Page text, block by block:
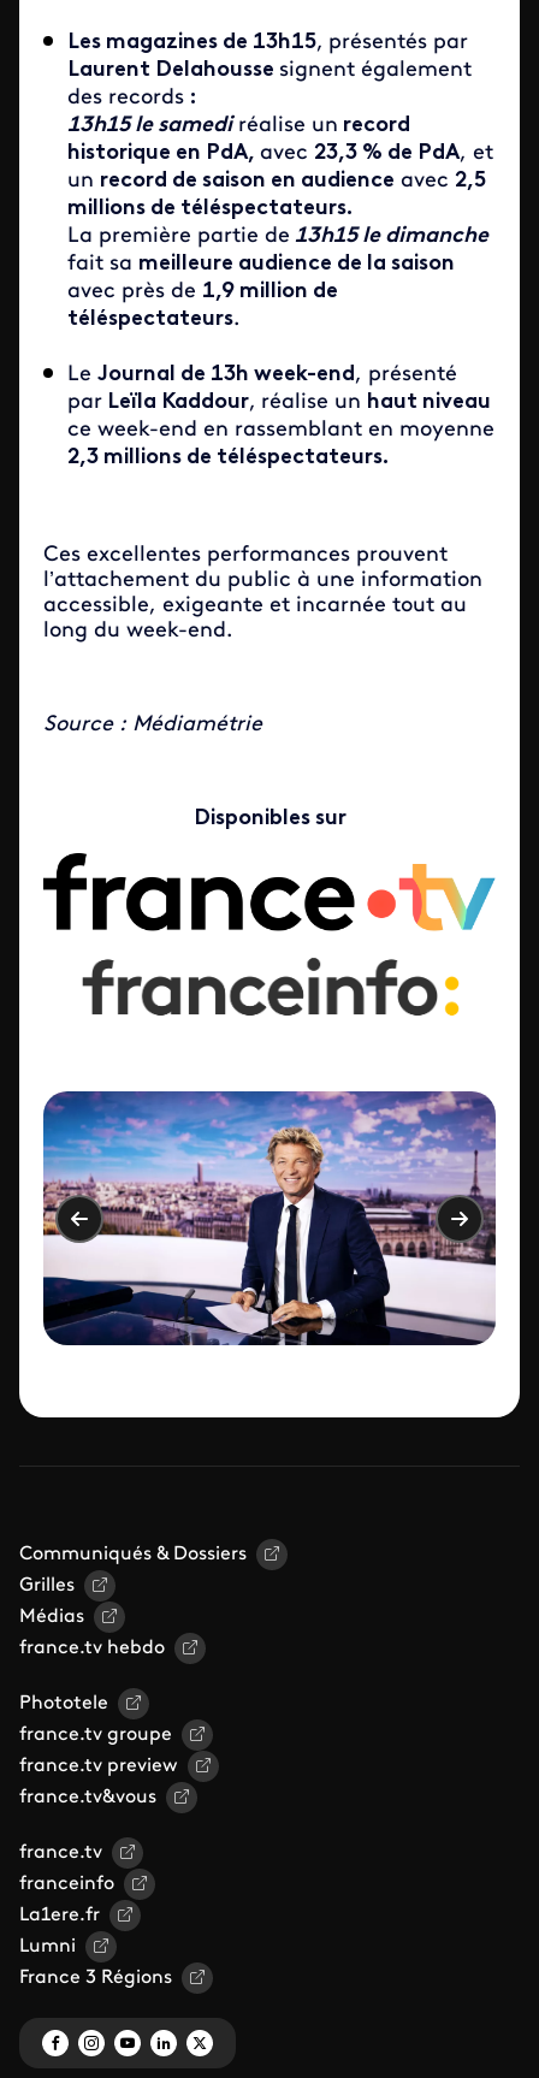
Les magazines de 13h15, présentés par
Laurent Delahousse signent également
des records :
13h15 le samediréalise un record
historique en PdA, avec 23,3 % de PdA, et
un record de saison en audience avec 2,5
millions de téléspectateurs.
La première partie de 13h15 le dimanche
fait sa meilleure audience de la saison
avec près de 1,9 million de
téléspectateurs.
Le Journal de 13h week-end, présenté
par Leïla Kaddour, réalise un haut niveau
ce week-end en rassemblant en moyenne
2,3 millions de téléspectateurs.
Ces excellentes performances prouvent
l’attachement du public à une information
accessible, exigeante et incarnée tout au
long du week-end.
Source : Médiamétrie
Disponibles sur
Communiqués & Dossiers
Grilles
Médias
france.tv hebdo
Phototele
france.tv groupe
france.tv preview
france.tv&vous
france.tv
franceinfo
La1ere.fr
Lumni
France 3 Régions